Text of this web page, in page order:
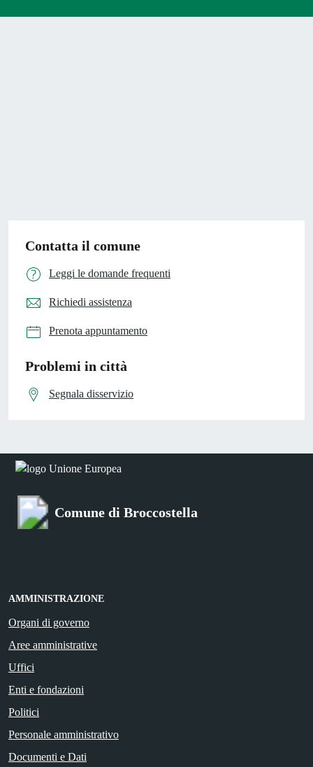
Contatta il comune
Leggi le domande frequenti
Richiedi assistenza
Prenota appuntamento
Problemi in città
Segnala disservizio
Comune di Broccostella
AMMINISTRAZIONE
Organi di governo
Aree amministrative
Uffici
Enti e fondazioni
Politici
Personale amministrativo
Documenti e Dati